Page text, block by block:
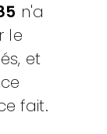
n'a
le
et
fait.